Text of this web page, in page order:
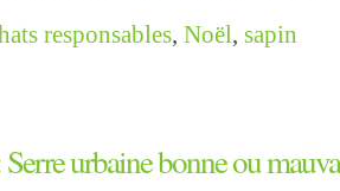
responsables, Noël, sapin
urbaine bonne ou